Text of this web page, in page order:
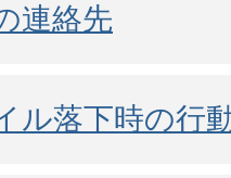
連絡先
ル落下時の行